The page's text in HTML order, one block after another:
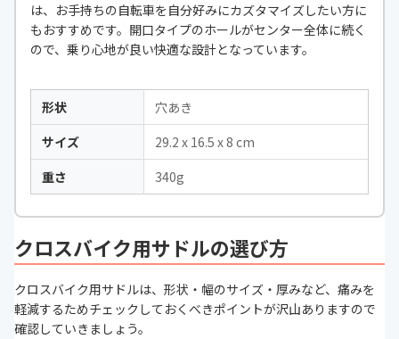
は、お手持ちの自転車を自分好みにカズタマイズしたい方に
もおすすめです。開口タイプのホールがセンター全体に続く
ので、乗り心地が良い快適な設計となっています。
形状
穴あき
サイズ
‎29.2 x 16.5 x 8 cm
重さ
340g
クロスバイク用サドルの選び方
クロスバイク用サドルは、形状・幅のサイズ・厚みなど、痛みを
軽減するためチェックしておくべきポイントが沢山ありますので
確認していきましょう。